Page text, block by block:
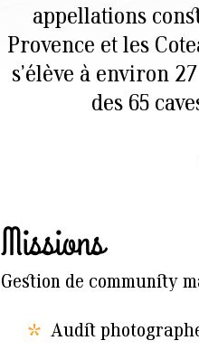
appellations
Provence et les
s’élève à environ
des 65
Missions
Gestion de community
Audit